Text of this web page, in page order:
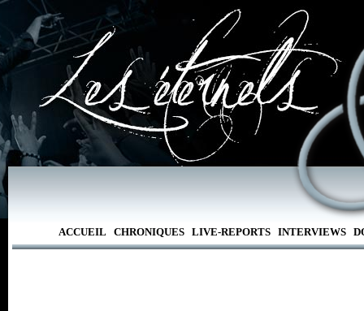
ACCUEIL CHRONIQUES LIVE-REPORTS INTERVIEWS